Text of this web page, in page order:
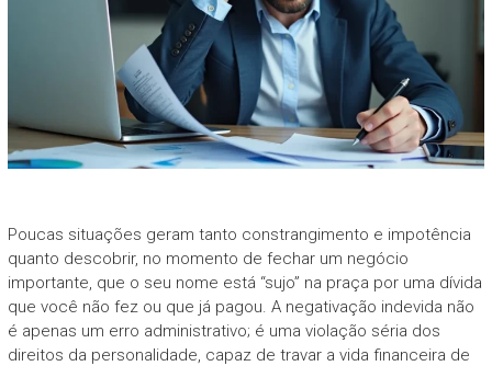
Poucas situações geram tanto constrangimento e impotência
quanto descobrir, no momento de fechar um negócio
importante, que o seu nome está “sujo” na praça por uma dívida
que você não fez ou que já pagou. A negativação indevida não
é apenas um erro administrativo; é uma violação séria dos
direitos da personalidade, capaz de travar a vida financeira de